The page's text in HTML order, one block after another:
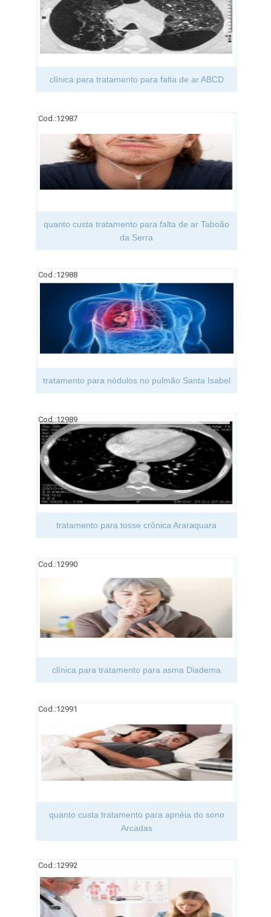
clínica para tratamento para falta de ar ABCD
Cod.:12987
quanto custa tratamento para falta de ar Taboão
da Serra
Cod.:12988
tratamento para nódulos no pulmão Santa Isabel
Cod.:12989
tratamento para tosse crônica Araraquara
Cod.:12990
clínica para tratamento para asma Diadema
Cod.:12991
quanto custa tratamento para apnéia do sono
Arcadas
Cod.:12992